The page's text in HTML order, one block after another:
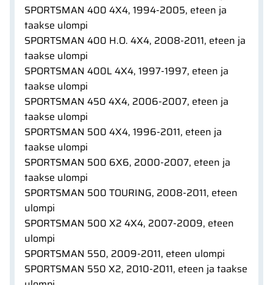
SPORTSMAN 400 4X4, 1994-2005, eteen ja
taakse ulompi
SPORTSMAN 400 H.O. 4X4, 2008-2011, eteen ja
taakse ulompi
SPORTSMAN 400L 4X4, 1997-1997, eteen ja
taakse ulompi
SPORTSMAN 450 4X4, 2006-2007, eteen ja
taakse ulompi
SPORTSMAN 500 4X4, 1996-2011, eteen ja
taakse ulompi
SPORTSMAN 500 6X6, 2000-2007, eteen ja
taakse ulompi
SPORTSMAN 500 TOURING, 2008-2011, eteen
ulompi
SPORTSMAN 500 X2 4X4, 2007-2009, eteen
ulompi
SPORTSMAN 550, 2009-2011, eteen ulompi
SPORTSMAN 550 X2, 2010-2011, eteen ja taakse